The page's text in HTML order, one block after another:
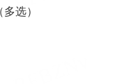
选）